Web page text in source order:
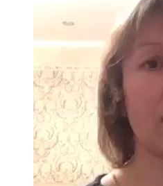
Кадыбаш
105,2 FM
Казан
91,5 FM
Кайбыч
106,1 FM